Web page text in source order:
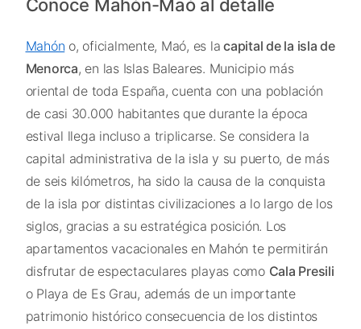
Conoce Mahón-Maó al detalle
Mahón o, oficialmente, Maó, es la capital de la isla de
Menorca, en las Islas Baleares. Municipio más
oriental de toda España, cuenta con una población
de casi 30.000 habitantes que durante la época
estival llega incluso a triplicarse. Se considera la
capital administrativa de la isla y su puerto, de más
de seis kilómetros, ha sido la causa de la conquista
de la isla por distintas civilizaciones a lo largo de los
siglos, gracias a su estratégica posición. Los
apartamentos vacacionales en Mahón te permitirán
disfrutar de espectaculares playas como Cala Presili
o Playa de Es Grau, además de un importante
patrimonio histórico consecuencia de los distintos